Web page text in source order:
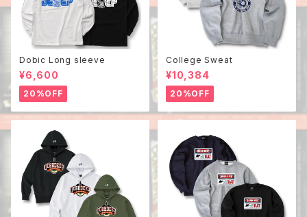
Dobic Long sleeve
¥6,600
20%OFF
College Sweat
¥10,384
20%OFF